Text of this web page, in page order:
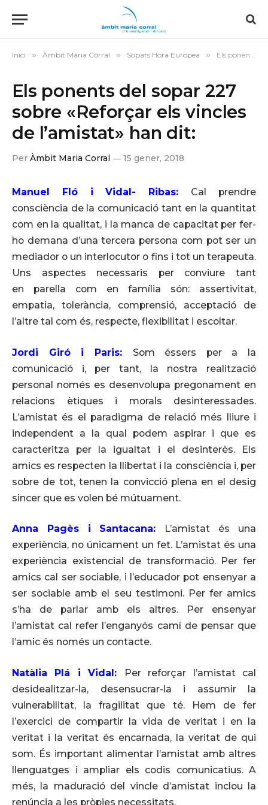
Inici » Àmbit Maria Corral » Sopars Hora Europea » Els ponents del sopar 227 sobre «Reforçar els vincles de l’amistat» han dit:
Els ponents del sopar 227
sobre «Reforçar els vincles
de l’amistat» han dit:
Per Àmbit Maria Corral 15 gener, 2018
Manuel Fló i Vidal- Ribas:
Cal prendre
consciència de la comunicació tant en la quantitat
com en la qualitat, i la manca de capacitat per fer-
ho demana d’una tercera persona com pot ser un
mediador o un interlocutor o fins i tot un terapeuta.
Uns aspectes necessaris per conviure tant
en parella com en família són: assertivitat,
empatia, tolerància, comprensió, acceptació de
l’altre tal com és, respecte, flexibilitat i escoltar.
Jordi Giró i Paris:
Som éssers per a la
comunicació i, per tant, la nostra realització
personal només es desenvolupa pregonament en
relacions ètiques i morals desinteressades.
L’amistat és el paradigma de relació més lliure i
independent a la qual podem aspirar i que es
caracteritza per la igualtat i el desinterès. Els
amics es respecten la llibertat i la consciència i, per
sobre de tot, tenen la convicció plena en el desig
sincer que es volen bé mútuament.
Anna Pagès i Santacana:
L’amistat és una
experiència, no únicament un fet. L’amistat és una
experiència existencial de transformació. Per fer
amics cal ser sociable, i l’educador pot ensenyar a
ser sociable amb el seu testimoni. Per fer amics
s’ha de parlar amb els altres. Per ensenyar
l’amistat cal refer l’enganyós camí de pensar que
l’amic és només un contacte.
Natàlia Plá i Vidal:
Per reforçar l’amistat cal
desidealitzar-la, desensucrar-la i assumir la
vulnerabilitat, la fragilitat que té. Hem de fer
l’exercici de compartir la vida de veritat i en la
veritat i la veritat és encarnada, la veritat de qui
som. És important alimentar l’amistat amb altres
llenguatges i ampliar els codis comunicatius. A
més, la maduració del vincle d’amistat inclou la
renúncia a les pròpies necessitats.